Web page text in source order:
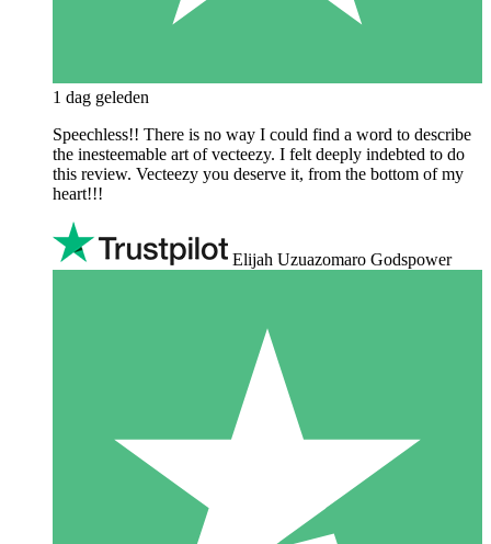
1 dag geleden
Speechless!! There is no way I could find a word to describe
the inesteemable art of vecteezy. I felt deeply indebted to do
this review. Vecteezy you deserve it, from the bottom of my
heart!!!
Elijah Uzuazomaro Godspower